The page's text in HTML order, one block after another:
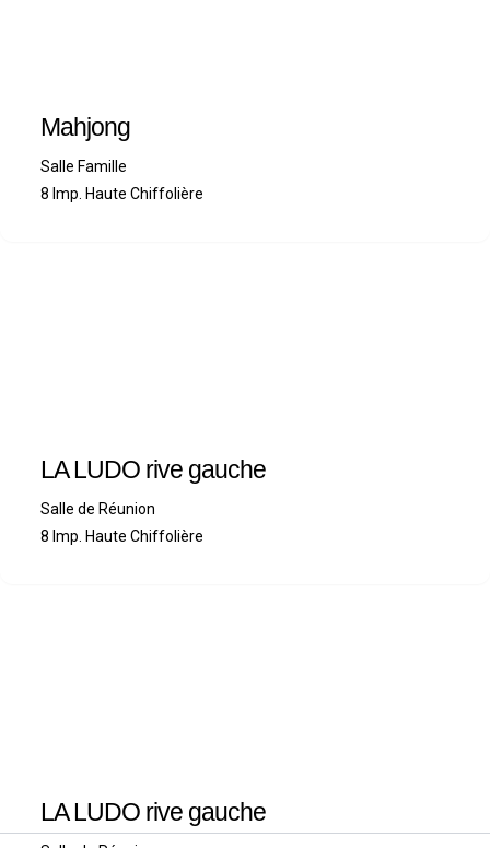
Mahjong
Salle Famille
8 Imp. Haute Chiffolière
LA LUDO rive gauche
Salle de Réunion
8 Imp. Haute Chiffolière
LA LUDO rive gauche